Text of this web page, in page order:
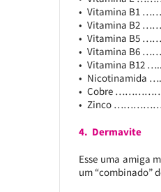
Vitamina B1
Vitamina B2
Vitamina B5
Vitamina B6
Vitamina B12
Nicotinamida
Cobre
Zinco
4. Dermavite
Esse uma amiga
um “combinado”